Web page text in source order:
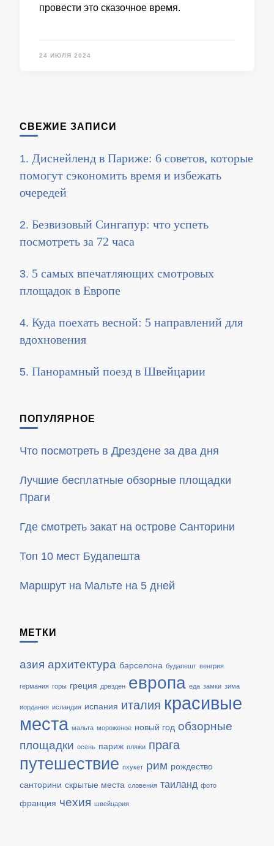
провести это сказочное время.
24 ИЮЛЯ 2024
СВЕЖИЕ ЗАПИСИ
Диснейленд в Париже: 6 советов, которые
помогут сэкономить время и избежать
очередей
Безвизовый Сингапур: что успеть
посмотреть за 72 часа
5 самых впечатляющих смотровых
площадок в Европе
Куда поехать весной: 5 направлений для
вдохновения
Панорамный поезд в Швейцарии
ПОПУЛЯРНОЕ
Что посмотреть в Дрездене за два дня
Лучшие бесплатные обзорные площадки
Праги
Где смотреть закат на острове Санторини
Топ 10 мест Будапешта
Маршрут на Мальте на 5 дней
МЕТКИ
азия архитектура барселона будапешт венгрия
германия горы греция дрезден европа еда замки зима
иордания исландия испания италия красивые
места мальта мороженое новый год обзорные
площадки осень париж пляжи прага
путешествие пхукет рим рождество
санторини скрытые места словения таиланд фото
франция чехия швейцария